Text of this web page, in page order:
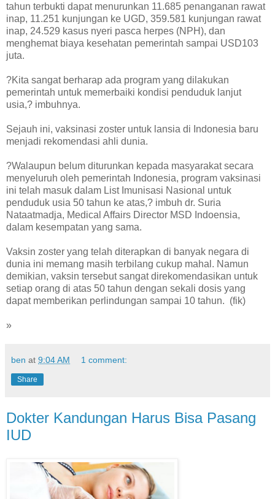
tahun terbukti dapat menurunkan 11.685 penanganan rawat
inap, 11.251 kunjungan ke UGD, 359.581 kunjungan rawat
inap, 24.529 kasus nyeri pasca herpes (NPH), dan
menghemat biaya kesehatan pemerintah sampai USD103
juta.
?Kita sangat berharap ada program yang dilakukan
pemerintah untuk memerbaiki kondisi penduduk lanjut
usia,? imbuhnya.
Sejauh ini, vaksinasi zoster untuk lansia di Indonesia baru
menjadi rekomendasi ahli dunia.
?Walaupun belum diturunkan kepada masyarakat secara
menyeluruh oleh pemerintah Indonesia, program vaksinasi
ini telah masuk dalam List Imunisasi Nasional untuk
penduduk usia 50 tahun ke atas,? imbuh dr. Suria
Nataatmadja, Medical Affairs Director MSD Indoensia,
dalam kesempatan yang sama.
Vaksin zoster yang telah diterapkan di banyak negara di
dunia ini memang masih terbilang cukup mahal. Namun
demikian, vaksin tersebut sangat direkomendasikan untuk
setiap orang di atas 50 tahun dengan sekali dosis yang
dapat memberikan perlindungan sampai 10 tahun. (fik)
»
ben at 9:04 AM 1 comment:
Share
Dokter Kandungan Harus Bisa Pasang
IUD